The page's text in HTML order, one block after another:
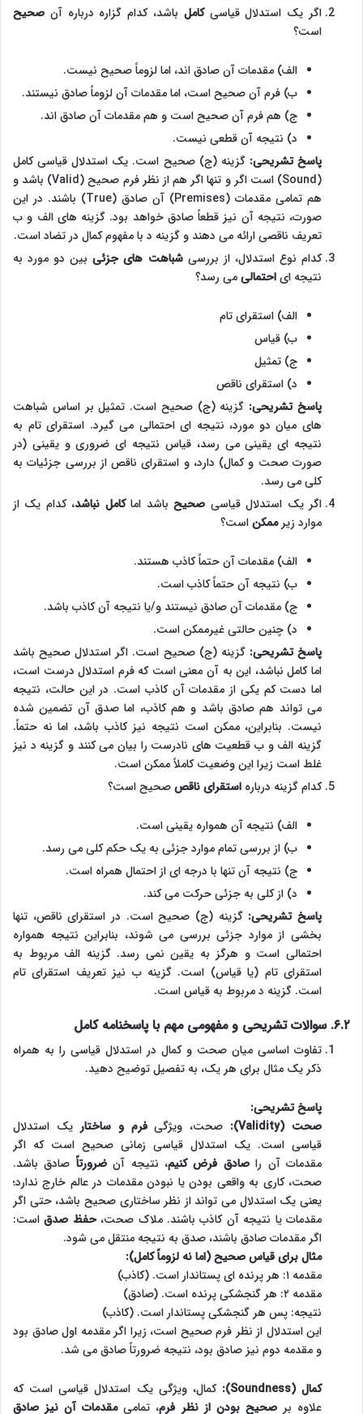
اگر یک استدلال قیاسیکامل باشد، کدام گزاره درباره آن صحیح
است؟
الف) مقدمات آن صادق اند، اما لزوماً صحیح نیست.
ب) فرم آن صحیح است، اما مقدمات آن لزوماً صادق نیستند.
ج) هم فرم آن صحیح است و هم مقدمات آن صادق اند.
د) نتیجه آن قطعی نیست.
پاسخ تشریحی: گزینه (ج) صحیح است. یک استدلال قیاسی کامل
(Sound) است اگر و تنها اگر هم از نظر فرم صحیح (Valid) باشد و
هم تمامی مقدمات (Premises) آن صادق (True) باشند. در این
صورت، نتیجه آن نیز قطعاً صادق خواهد بود. گزینه های الف و ب
تعریف ناقصی ارائه می دهند و گزینه د با مفهوم کمال در تضاد است.
کدام نوع استدلال، از بررسیشباهت های جزئیبین دو مورد به
نتیجه ایاحتمالیمی رسد؟
الف) استقرای تام
ب) قیاس
ج) تمثیل
د) استقرای ناقص
پاسخ تشریحی: گزینه (ج) صحیح است. تمثیل بر اساس شباهت
های میان دو مورد، نتیجه ای احتمالی می گیرد. استقرای تام به
نتیجه ای یقینی می رسد، قیاس نتیجه ای ضروری و یقینی (در
صورت صحت و کمال) دارد، و استقرای ناقص از بررسی جزئیات به
کلی می رسد.
اگر یک استدلال قیاسی صحیحباشد اماکامل نباشد، کدام یک از
موارد زیرممکناست؟
الف) مقدمات آن حتماً کاذب هستند.
ب) نتیجه آن حتماً کاذب است.
ج) مقدمات آن صادق نیستند و/یا نتیجه آن کاذب باشد.
د) چنین حالتی غیرممکن است.
پاسخ تشریحی: گزینه (ج) صحیح است. اگر استدلال صحیح باشد
اما کامل نباشد، این به آن معنی است که فرم استدلال درست است،
اما دست کم یکی از مقدمات آن کاذب است. در این حالت، نتیجه
می تواند هم صادق باشد و هم کاذب، اما صدق آن تضمین شده
نیست. بنابراین، ممکن است نتیجه نیز کاذب باشد، اما نه حتماً.
گزینه الف و ب قطعیت های نادرست را بیان می کنند و گزینه د نیز
غلط است زیرا این وضعیت کاملاً ممکن است.
کدام گزینه درباره استقرای ناقصصحیح است؟
الف) نتیجه آن همواره یقینی است.
ب) از بررسی تمام موارد جزئی به یک حکم کلی می رسد.
ج) نتیجه آن تنها با درجه ای از احتمال همراه است.
د) از کلی به جزئی حرکت می کند.
پاسخ تشریحی: گزینه (ج) صحیح است. در استقرای ناقص، تنها
بخشی از موارد جزئی بررسی می شوند، بنابراین نتیجه همواره
احتمالی است و هرگز به یقین نمی رسد. گزینه الف مربوط به
استقرای تام (یا قیاس) است. گزینه ب نیز تعریف استقرای تام
است. گزینه د مربوط به قیاس است.
۶.۲. سوالات تشریحی و مفهومی مهم با پاسخنامه کامل
تفاوت اساسی میان صحت و کمال در استدلال قیاسی را به همراه
ذکر یک مثال برای هر یک، به تفصیل توضیح دهید.
پاسخ تشریحی:
صحت (Validity):
صحت، ویژگیفرم و ساختار یک استدلال
قیاسی است. یک استدلال قیاسی زمانی صحیح است که اگر
مقدمات آن راصادق فرض کنیم، نتیجه آنضرورتاً صادق باشد.
صحت، کاری به واقعی بودن یا نبودن مقدمات در عالم خارج ندارد؛
یعنی یک استدلال می تواند از نظر ساختاری صحیح باشد، حتی اگر
مقدمات یا نتیجه آن کاذب باشند. ملاک صحت،حفظ صدقاست:
اگر مقدمات صادق باشند، صدق به نتیجه منتقل می شود.
مثال برای قیاس صحیح (اما نه لزوماً کامل):
مقدمه ۱: هر پرنده ای پستاندار است. (کاذب)
مقدمه ۲: هر گنجشکی پرنده است. (صادق)
نتیجه: پس هر گنجشکی پستاندار است. (کاذب)
این استدلال از نظر فرم صحیح است، زیرا اگر مقدمه اول صادق بود
و مقدمه دوم نیز صادق بود، نتیجه ضرورتاً صادق می شد.
کمال (Soundness):
کمال، ویژگی یک استدلال قیاسی است که
علاوه برصحیح بودن از نظر فرم، تمامیمقدمات آن نیز صادق